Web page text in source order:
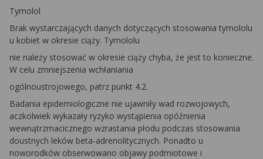
Tymolol
Brak wystarczających danych dotyczących stosowania tymololu
u kobiet w okresie ciąży. Tymololu
nie należy stosować w okresie ciąży chyba, że jest to konieczne.
W celu zmniejszenia wchłaniania
ogólnoustrojowego, patrz punkt 4.2.
Badania epidemiologiczne nie ujawniły wad rozwojowych,
aczkolwiek wykazały ryzyko wystąpienia opóźnienia
wewnątrzmacicznego wzrastania płodu podczas stosowania
doustnych leków beta-adrenolitycznych. Ponadto u
noworodków obserwowano objawy podmiotowe i